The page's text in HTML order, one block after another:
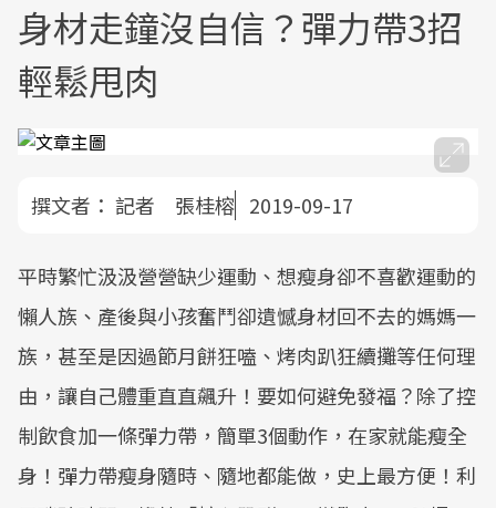
身材走鐘沒自信？彈力帶3招
輕鬆甩肉
撰文者： 記者 張桂榕 2019-09-17
平時繁忙汲汲營營缺少運動、想瘦身卻不喜歡運動的
懶人族、產後與小孩奮鬥卻遺憾身材回不去的媽媽一
族，甚至是因過節月餅狂嗑、烤肉趴狂續攤等任何理
由，讓自己體重直直飆升！要如何避免發福？除了控
制飲食加一條彈力帶，簡單3個動作，在家就能瘦全
身！彈力帶瘦身隨時、隨地都能做，史上最方便！利